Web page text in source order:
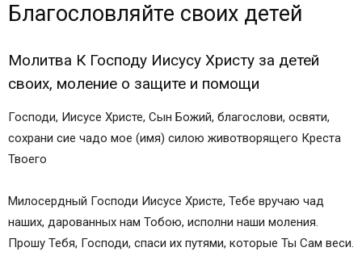
Молитва К Господу Иисусу Христу за детей
Молитва матери за детей
Молитва к Богу Создателю за чад своих
Молитва к Иисусу Христу за детей
Молитвы на здоровье ребёнку
Молитва к Иисусу Христу за детей (Моление о
Молитва к Троице за детей
Молитва Богородице за чад своих
В болезнях младенцев
Благословляйте своих детей
Молитва К Господу Иисусу Христу за детей
своих, моление о защите и помощи
Господи, Иисусе Христе, Сын Божий, благослови, освяти,
сохрани сие чадо мое (имя) силою животворящего Креста
Твоего
Милосердный Господи Иисусе Христе, Тебе вручаю чад
наших, дарованных нам Тобою, исполни наши моления.
Прошу Тебя, Господи, спаси их путями, которые Ты Сам веси.